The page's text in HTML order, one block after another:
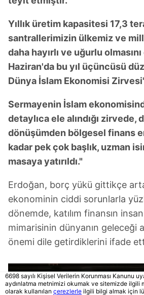
Yıllık üretim kapasitesi 17,3
santrallerimizin ülkemiz ve
daha hayırlı ve uğurlu
Haziran'da bu yıl üçüncüsü
Dünya İslam Ekonomisi
Sermayenin İslam
detaylıca ele alındığı zirvede,
dönüşümden bölgesel finans
kadar pek çok başlık, uzman
masaya yatırıldı."
Erdoğan, borç yükü gittikçe
ekonominin ciddi sorunlarla
dönemde, katılım finansın
mimarisinin dünyanın geleceği
önemi dile getirdiklerini ifade
6698 sayılı Kişisel Verilerin Korunması Kanunu
aydınlatma metnimizi okumak ve sitemizde ilgili
olarak kullanılan çerezlerle ilgili bilgi almak için